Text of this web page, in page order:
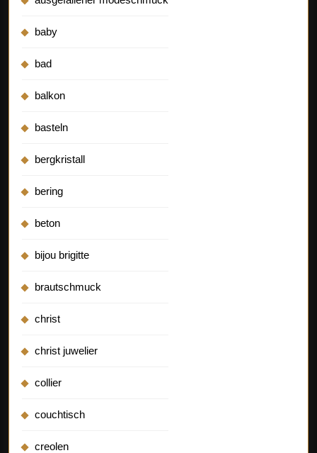
baby
bad
balkon
basteln
bergkristall
bering
beton
bijou brigitte
brautschmuck
christ
christ juwelier
collier
couchtisch
creolen